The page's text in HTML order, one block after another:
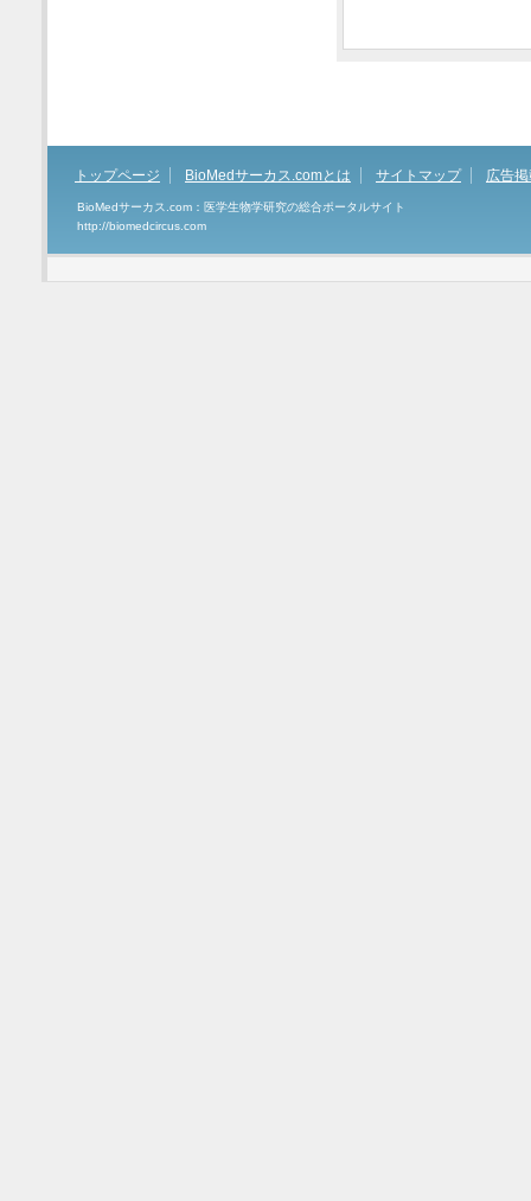
トップページ BioMedサーカス.comとは サイトマップ 広告
BioMedサーカス.com：医学生物学研究の総合ポータルサイト
http://biomedcircus.com